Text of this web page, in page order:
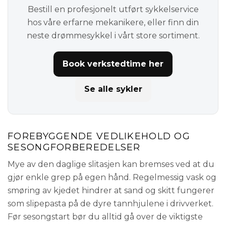
Bestill en profesjonelt utført sykkelservice
hos våre erfarne mekanikere, eller finn din
neste drømmesykkel i vårt store sortiment.
Book verkstedtime her
Se alle sykler
FOREBYGGENDE VEDLIKEHOLD OG
SESONGFORBEREDELSER
Mye av den daglige slitasjen kan bremses ved at du
gjør enkle grep på egen hånd. Regelmessig vask og
smøring av kjedet hindrer at sand og skitt fungerer
som slipepasta på de dyre tannhjulene i drivverket.
Før sesongstart bør du alltid gå over de viktigste